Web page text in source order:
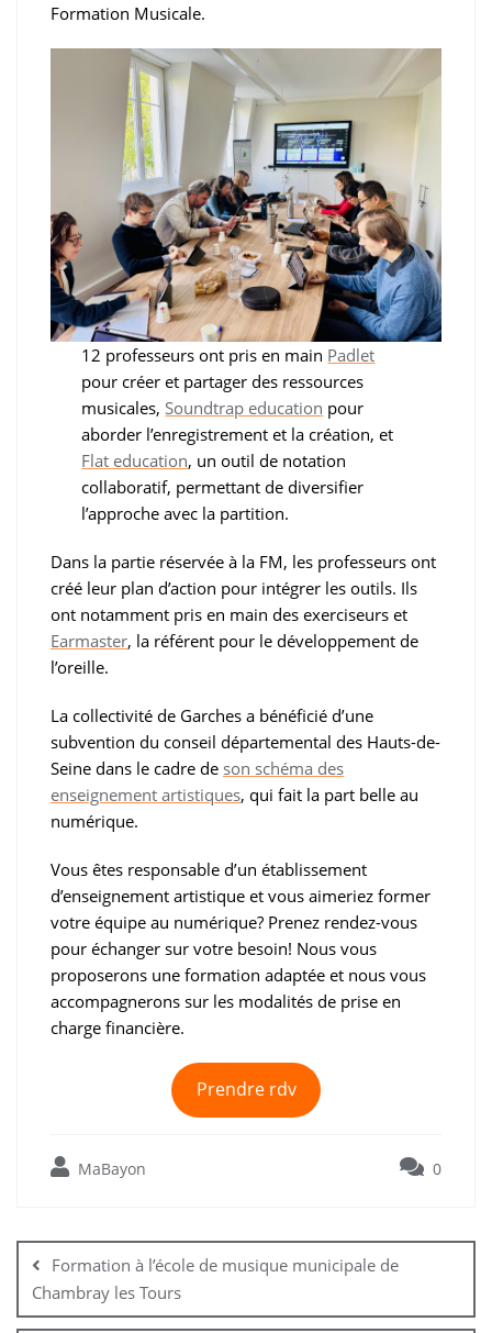
Formation Musicale.
12 professeurs ont pris en main Padlet
pour créer et partager des ressources
musicales, Soundtrap education pour
aborder l’enregistrement et la création, et
Flat education, un outil de notation
collaboratif, permettant de diversifier
l’approche avec la partition.
Dans la partie réservée à la FM, les professeurs ont
créé leur plan d’action pour intégrer les outils. Ils
ont notamment pris en main des exerciseurs et
Earmaster, la référent pour le développement de
l’oreille.
La collectivité de Garches a bénéficié d’une
subvention du conseil départemental des Hauts-de-
Seine dans le cadre de son schéma des
enseignement artistiques, qui fait la part belle au
numérique.
Vous êtes responsable d’un établissement
d’enseignement artistique et vous aimeriez former
votre équipe au numérique? Prenez rendez-vous
pour échanger sur votre besoin! Nous vous
proposerons une formation adaptée et nous vous
accompagnerons sur les modalités de prise en
charge financière.
Prendre rdv
MaBayon 0
de
l’article
Formation à l’école de musique municipale de
Chambray les Tours